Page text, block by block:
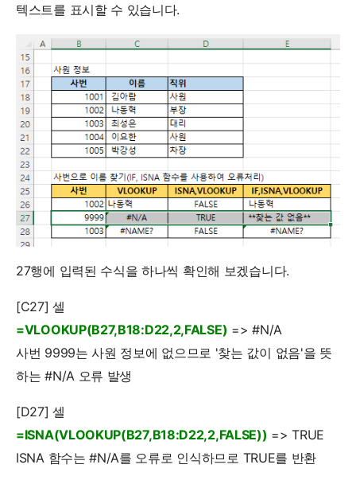
텍스트를 표시할 수 있습니다.
27행에 입력된 수식을 하나씩 확인해 보겠습니다.
[C27] 셀
=VLOOKUP(B27,B18:D22,2,FALSE) => #N/A
사번 9999는 사원 정보에 없으므로 '찾는 값이 없음'을 뜻
하는 #N/A 오류 발생
[D27] 셀
=ISNA(VLOOKUP(B27,B18:D22,2,FALSE)) => TRUE
ISNA 함수는 #N/A를 오류로 인식하므로 TRUE를 반환